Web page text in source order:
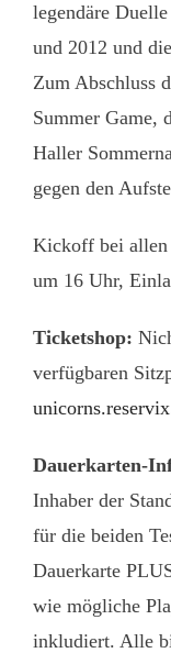
legendäre
und 2012 und
Zum Abschluss
Summer Game,
Haller
gegen den
Kickoff bei
um 16 Uhr,
Ticketshop:
verfügbaren
Dauerkarten-
Inhaber der
für die beiden
Dauerkarte
wie mögliche
inkludiert. Alle